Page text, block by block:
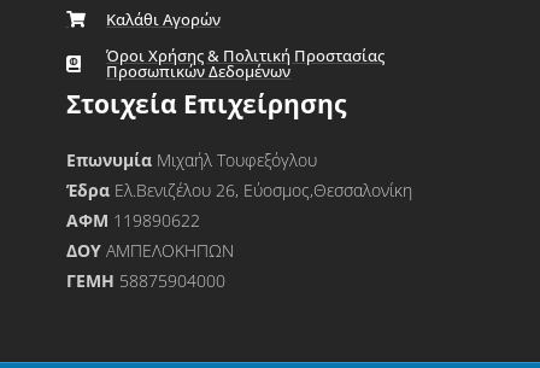
Καλάθι Αγορών
Όροι Χρήσης & Πολιτική Προστασίας
Προσωπικών Δεδομένων
Στοιχεία Επιχείρησης
Επωνυμία Μιχαήλ Τουφεξόγλου
Έδρα Ελ.Βενιζέλου 26, Εύοσμος,Θεσσαλονίκη
ΑΦΜ 119890622
ΔΟΥΑΜΠΕΛΟΚΗΠΩΝ
ΓΕΜΗ 58875904000